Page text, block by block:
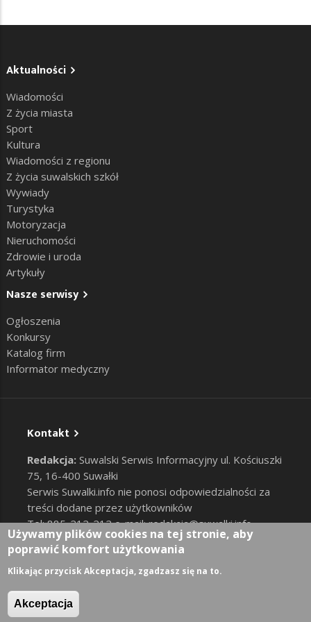
Aktualności
Wiadomości
Z życia miasta
Sport
Kultura
Wiadomości z regionu
Z życia suwalskich szkół
Wywiady
Turystyka
Motoryzacja
Nieruchomości
Zdrowie i uroda
Artykuły
Nasze serwisy
Ogłoszenia
Konkursy
Katalog firm
Informator medyczny
Kontakt
Redakcja: Suwalski Serwis Informacyjny ul. Kościuszki
75, 16-400 Suwałki
Serwis Suwalki.info nie ponosi odpowiedzialności za
treści dodane przez użytkowników
Tel: 885-212-212 e-mail:redakcja@suwalki.info,
reklama@suwalki.info
RODO |Cookies
User account menu
Zaloguj
Używamy plików cookies na tej stronie, aby
poprawić komfort użytkowania
Klikając przycisk Akceptacja, zgadzasz się na to.
Akceptacja